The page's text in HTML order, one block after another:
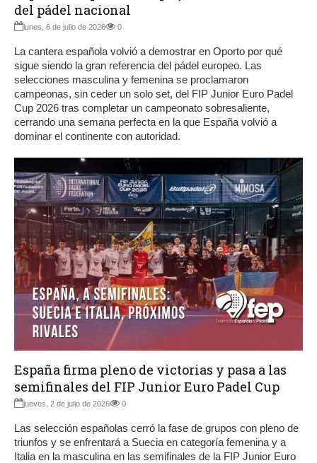
del pádel nacional
lunes, 6 de julio de 2026 0
La cantera española volvió a demostrar en Oporto por qué
sigue siendo la gran referencia del pádel europeo. Las
selecciones masculina y femenina se proclamaron
campeonas, sin ceder un solo set, del FIP Junior Euro Padel
Cup 2026 tras completar un campeonato sobresaliente,
cerrando una semana perfecta en la que España volvió a
dominar el continente con autoridad.
España firma pleno de victorias y pasa a las
semifinales del FIP Junior Euro Padel Cup
jueves, 2 de julio de 2026 0
Las selección españolas cerró la fase de grupos con pleno de
triunfos y se enfrentará a Suecia en categoría femenina y a
Italia en la masculina en las semifinales de la FIP Junior Euro